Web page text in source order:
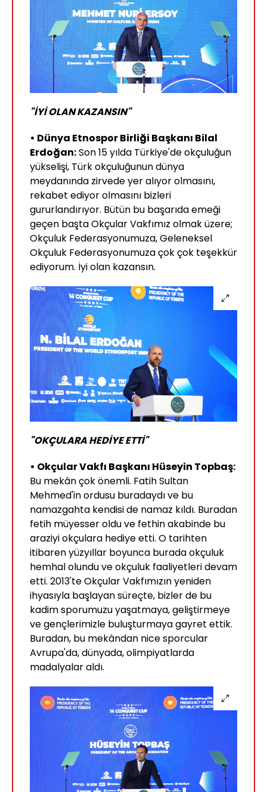
"İYİ OLAN KAZANSIN"
• Dünya Etnospor Birliği Başkanı Bilal
Erdoğan:Son 15 yılda Türkiye'de okçuluğun
yükselişi, Türk okçuluğunun dünya
meydanında zirvede yer alıyor olmasını,
rekabet ediyor olmasını bizleri
gururlandırıyor. Bütün bu başarıda emeği
geçen başta Okçular Vakfımız olmak üzere;
Okçuluk Federasyonumuza, Geleneksel
Okçuluk Federasyonumuza çok çok teşekkür
ediyorum. İyi olan kazansın.
"OKÇULARA HEDİYE ETTİ"
• Okçular Vakfı Başkanı Hüseyin Topbaş:
Bu mekân çok önemli. Fatih Sultan
Mehmed'in ordusu buradaydı ve bu
namazgahta kendisi de namaz kıldı. Buradan
fetih müyesser oldu ve fethin akabinde bu
araziyi okçulara hediye etti. O tarihten
itibaren yüzyıllar boyunca burada okçuluk
hemhal olundu ve okçuluk faaliyetleri devam
etti. 2013'te Okçular Vakfımızın yeniden
ihyasıyla başlayan süreçte, bizler de bu
kadim sporumuzu yaşatmaya, geliştirmeye
ve gençlerimizle buluşturmaya gayret ettik.
Buradan, bu mekândan nice sporcular
Avrupa'da, dünyada, olimpiyatlarda
madalyalar aldı.